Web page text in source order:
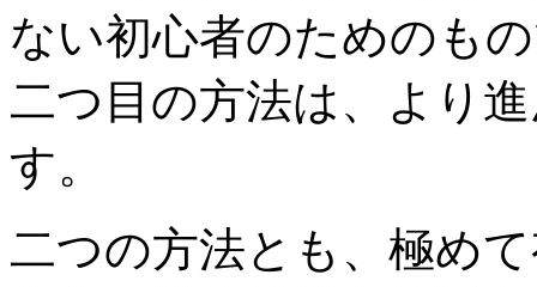
ない初心者のためのも
二つ目の方法は、より
す。
二つの方法とも、極め